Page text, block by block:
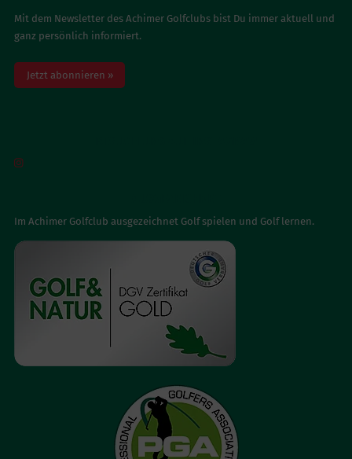
Mit dem Newsletter des Achimer Golfclubs bist Du immer aktuell und
ganz persönlich informiert.
Jetzt abonnieren »

Im Achimer Golfclub ausgezeichnet Golf spielen und Golf lernen.